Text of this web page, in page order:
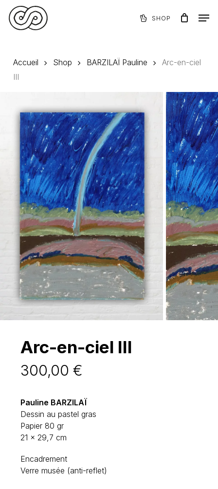
Skip
main
SHOP
Panier Close
Accueil Shop BARZILAÏ Pauline
Arc-en-ciel
III
Arc-en-ciel III
300,00 €
Pauline BARZILAÏ
Dessin au pastel gras
Papier 80 gr
21 x 29,7 cm
Encadrement
Verre musée (anti-reflet)